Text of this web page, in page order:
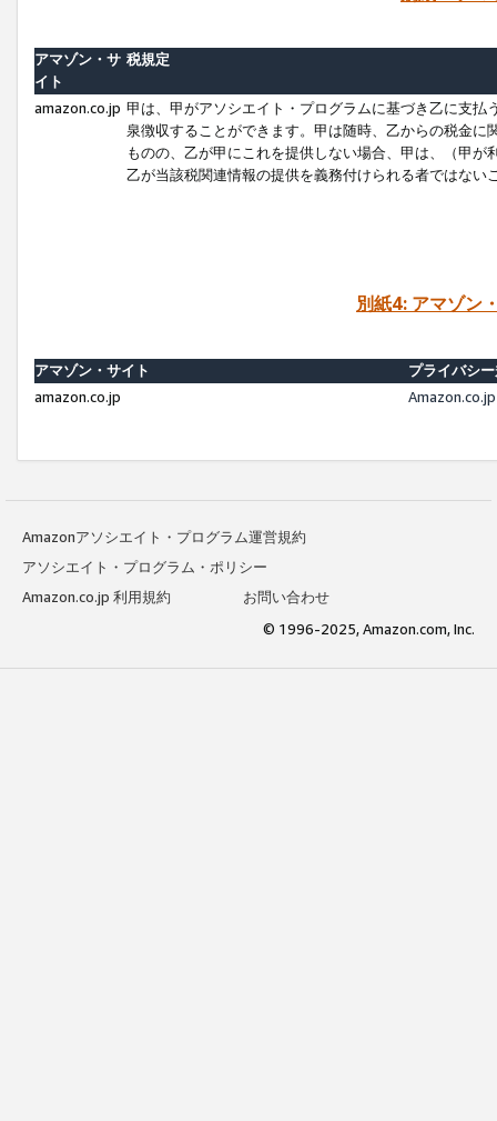
アマゾン・サ
イト
税規定
amazon.co.jp 甲は、甲がアソシエイト・プログラムに基づき乙に支
泉徴収することができます。甲は随時、乙からの税金
ものの、乙が甲にこれを提供しない場合、甲は、（甲
乙が当該税関連情報の提供を義務付けられる者ではな
別紙4: アマゾン
アマゾン・サイト
プライバシ
amazon.co.jp
Amazonアソシエイト・プログラム運営規約
アソシエイト・プログラム・ポリシー
Amazon.co.jp 利用規約
お問い合わせ
© 1996-2025, Amazon.com, Inc.